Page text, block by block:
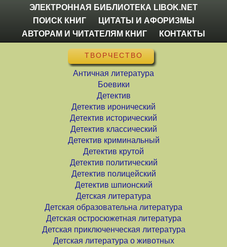
ЭЛЕКТРОННАЯ БИБЛИОТЕКА LIBOK.NET
ПОИСК КНИГ
ЦИТАТЫ И АФОРИЗМЫ
АВТОРАМ И ЧИТАТЕЛЯМ КНИГ
КОНТАКТЫ
ТВОРЧЕСТВО
Античная литература
Боевики
Детектив
Детектив иронический
Детектив исторический
Детектив классический
Детектив криминальный
Детектив крутой
Детектив политический
Детектив полицейский
Детектив шпионский
Детская литература
Детская образовательна литература
Детская остросюжетная литература
Детская приключенческая литература
Детская литература о животных